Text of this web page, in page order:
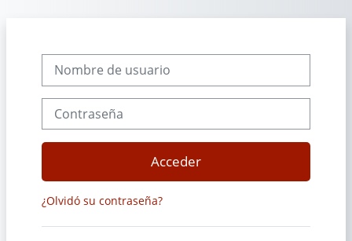
Nombre de usuario
Acceder
¿Olvidó su contraseña?